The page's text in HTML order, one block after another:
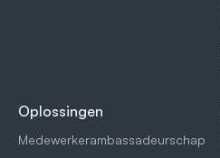
Oplossingen
Medewerkerambassadeurschap